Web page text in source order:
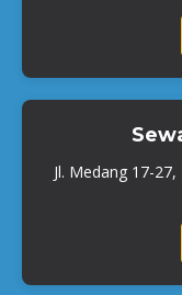
Jl. Medang 17-